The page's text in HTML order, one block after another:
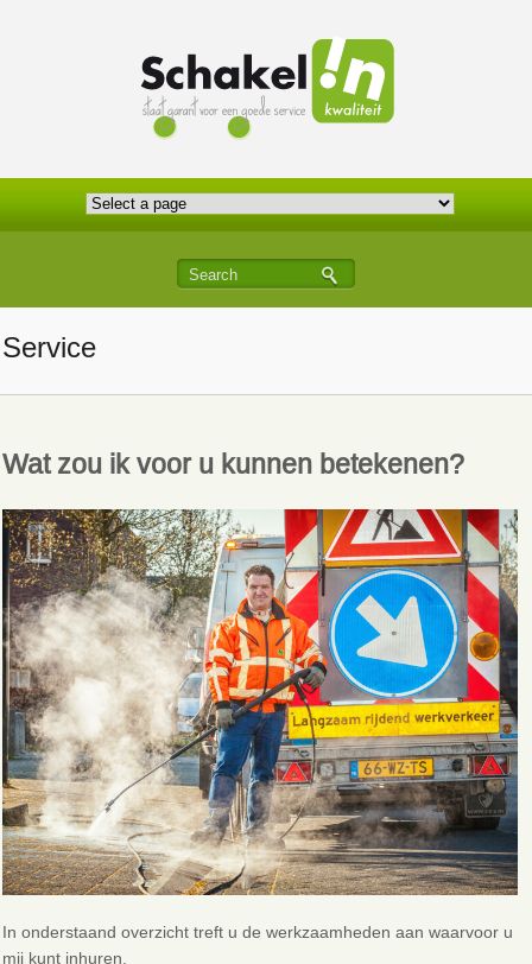
Service
Wat zou ik voor u kunnen betekenen?
In onderstaand overzicht treft u de werkzaamheden aan waarvoor u
mij kunt inhuren.